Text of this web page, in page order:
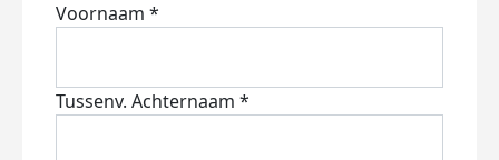
Voornaam *
Tussenv. Achternaam *